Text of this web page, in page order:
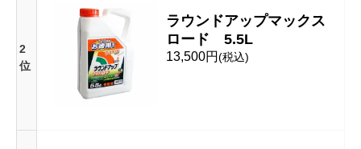
2
位
ラウンドアップマックス
ロード 5.5L
13,500円(税込)